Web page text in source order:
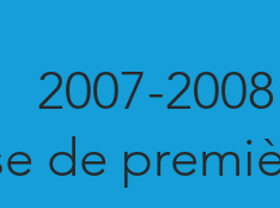
2007-2008
de